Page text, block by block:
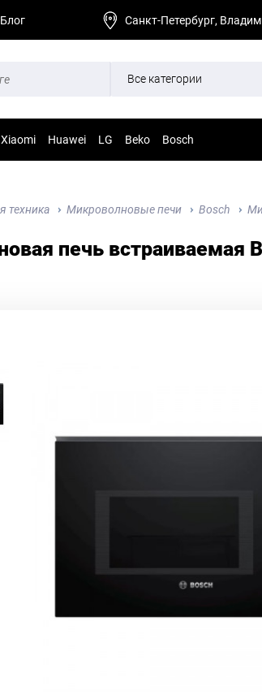
Блог Санкт-Петербург,
Все категории
Xiaomi Huawei LG Beko Bosch
техника Микроволновые печи Bosch
печь встраиваемая